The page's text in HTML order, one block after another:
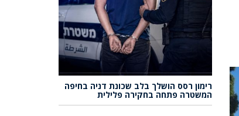
רימון רסס הושלך בלב שכונת דניה בחיפה
המשטרה פתחה בחקירה פלילית